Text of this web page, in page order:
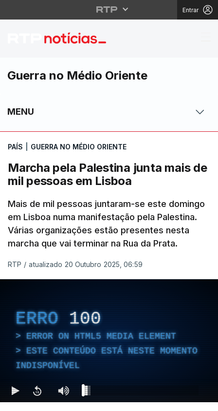
Entrar
Marcha pela
Guerra no Médio Oriente
MENU
PAÍS GUERRA NO MÉDIO ORIENTE
Marcha pela Palestina junta mais de
mil pessoas em Lisboa
Mais de mil pessoas juntaram-se este domingo
em Lisboa numa manifestação pela Palestina.
Várias organizações estão presentes nesta
marcha que vai terminar na Rua da Prata.
RTP / atualizado 20 Outubro 2025, 06:59
ERRO 100
ERROR ON HTML5 MEDIA ELEMENT
ESTE CONTEÚDO ESTÁ NESTE MOMENTO
INDISPONÍVEL